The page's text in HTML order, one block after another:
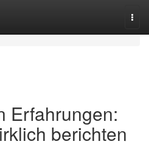
Erfahrungen:
berichten